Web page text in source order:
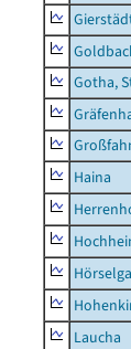
Gotha,
Haina
Laucha